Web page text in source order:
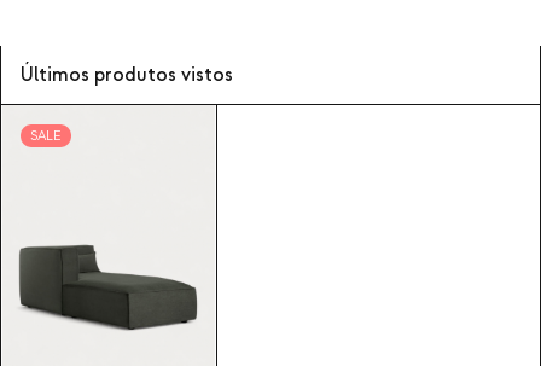
Últimos produtos vistos
SALE